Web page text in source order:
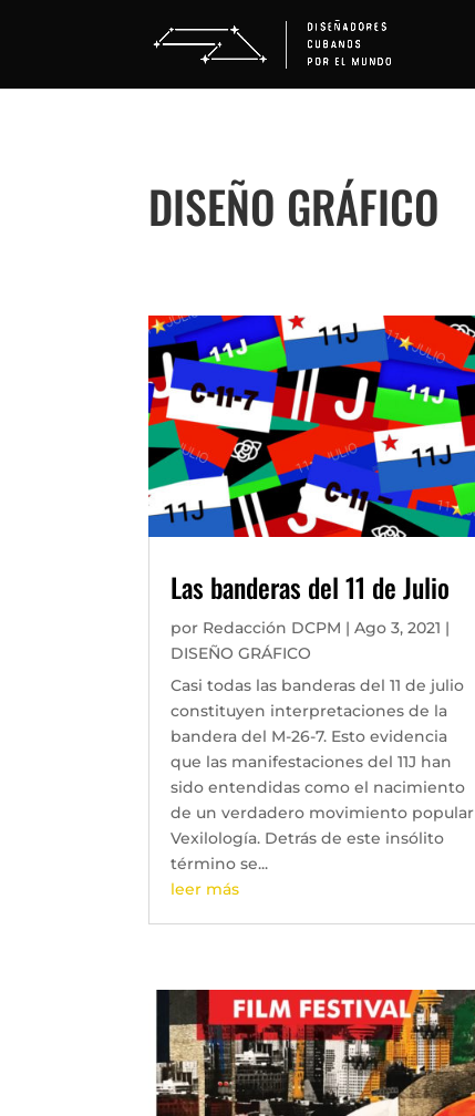
DISEÑO GRÁFICO
Las banderas del 11 de Julio
por Redacción DCPM |Ago 3, 2021 |
DISEÑO GRÁFICO
Casi todas las banderas del 11 de julio
constituyen interpretaciones de la
bandera del M-26-7. Esto evidencia
que las manifestaciones del 11J han
sido entendidas como el nacimiento
de un verdadero movimiento popular
Vexilología. Detrás de este insólito
término se...
leer más